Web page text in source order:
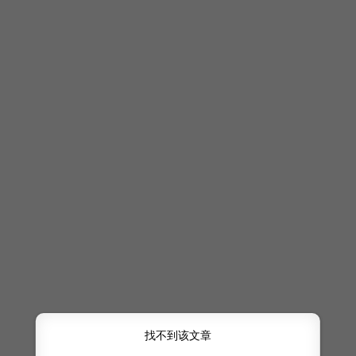
找不到该文章